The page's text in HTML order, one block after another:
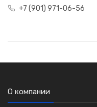
+7 (901) 971-06-56
О компании